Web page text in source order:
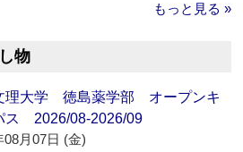
もっと見る »
物
理大学 徳島薬学部 オープンキ
ス 2026/08-2026/09
08月07日 (金)